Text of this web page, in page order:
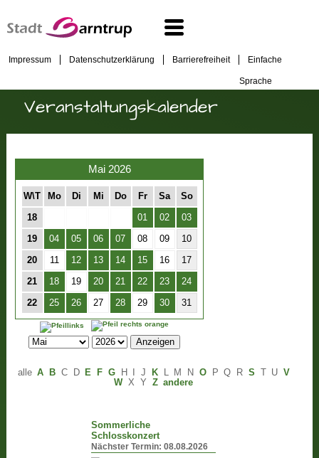
Impressum Datenschutzerklärung Barrierefreiheit Einfache
Sprache
Veranstaltungskalender
Mai 2026
W\T Mo Di Mi Do Fr Sa So
18 01 02 03
19 04 05 06 07 08 09 10
20 11 12 13 14 15 16 17
21 18 19 20 21 22 23 24
22 25 26 27 28 29 30 31
alle A B C D E F G H J K L M N O P Q R S U V
W X Y Z andere
Sommerliche
Schlosskonzert
Nächster Termin:08.08.2026